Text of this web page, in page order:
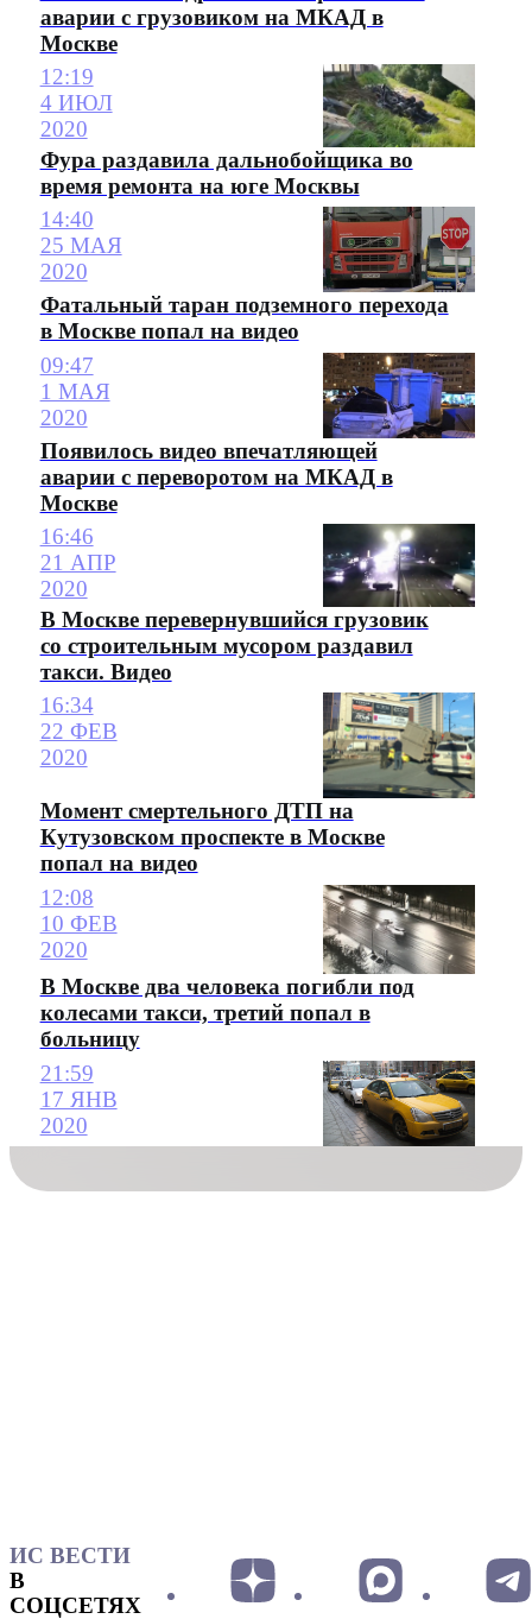
аварии с грузовиком на МКАД в
Москве
12:19
4 ИЮЛ
2020
Фура раздавила дальнобойщика во
время ремонта на юге Москвы
14:40
25 МАЯ
2020
Фатальный таран подземного перехода
в Москве попал на видео
09:47
1 МАЯ
2020
Появилось видео впечатляющей
аварии с переворотом на МКАД в
Москве
16:46
21 АПР
2020
В Москве перевернувшийся грузовик
со строительным мусором раздавил
такси. Видео
16:34
22 ФЕВ
2020
Момент смертельного ДТП на
Кутузовском проспекте в Москве
попал на видео
12:08
10 ФЕВ
2020
В Москве два человека погибли под
колесами такси, третий попал в
больницу
21:59
17 ЯНВ
2020
ИС ВЕСТИ
В
СОЦСЕТЯХ